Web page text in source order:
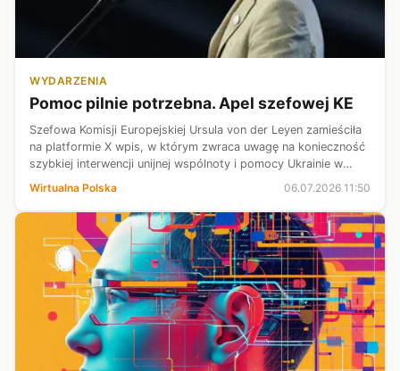
WYDARZENIA
Pomoc pilnie potrzebna. Apel szefowej KE
Szefowa Komisji Europejskiej Ursula von der Leyen zamieściła
na platformie X wpis, w którym zwraca uwagę na konieczność
szybkiej interwencji unijnej wspólnoty i pomocy Ukrainie w
Wirtualna Polska 06.07.2026 11:50